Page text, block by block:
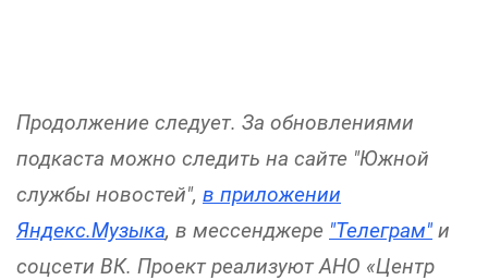
Продолжение следует. За обновлениями
подкаста можно следить на сайте "Южной
службы новостей", в приложении
Яндекс.Музыка, в мессенджере "Телеграм" и
соцсети ВК. Проект реализуют АНО «Центр